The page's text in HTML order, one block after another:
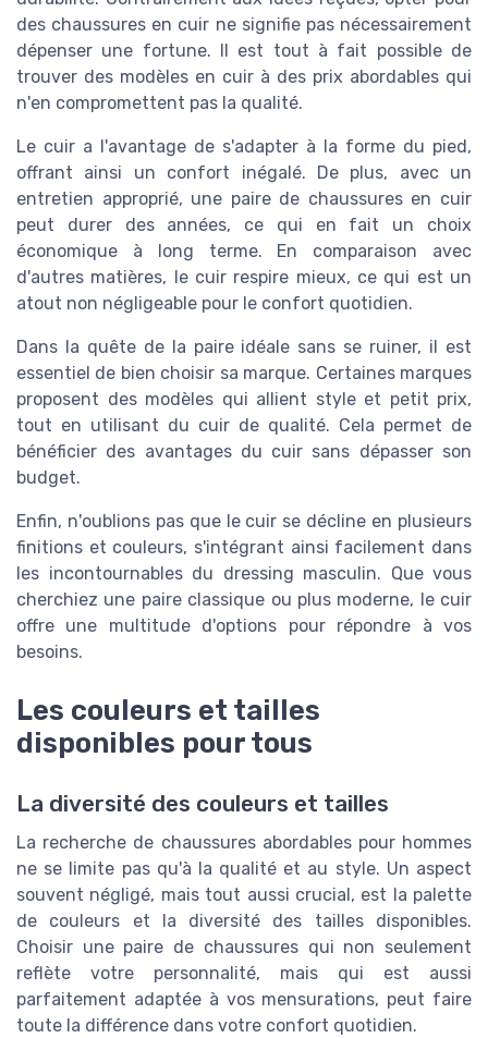
des chaussures en cuir ne signifie pas nécessairement
dépenser une fortune. Il est tout à fait possible de
trouver des modèles en cuir à des prix abordables qui
n'en compromettent pas la qualité.
Le cuir a l'avantage de s'adapter à la forme du pied,
offrant ainsi un confort inégalé. De plus, avec un
entretien approprié, une paire de chaussures en cuir
peut durer des années, ce qui en fait un choix
économique à long terme. En comparaison avec
d'autres matières, le cuir respire mieux, ce qui est un
atout non négligeable pour le confort quotidien.
Dans la quête de la paire idéale sans se ruiner, il est
essentiel de bien choisir sa marque. Certaines marques
proposent des modèles qui allient style et petit prix,
tout en utilisant du cuir de qualité. Cela permet de
bénéficier des avantages du cuir sans dépasser son
budget.
Enfin, n'oublions pas que le cuir se décline en plusieurs
finitions et couleurs, s'intégrant ainsi facilement dans
les incontournables du dressing masculin. Que vous
cherchiez une paire classique ou plus moderne, le cuir
offre une multitude d'options pour répondre à vos
besoins.
Les couleurs et tailles
disponibles pour tous
La diversité des couleurs et tailles
La recherche de chaussures abordables pour hommes
ne se limite pas qu'à la qualité et au style. Un aspect
souvent négligé, mais tout aussi crucial, est la palette
de couleurs et la diversité des tailles disponibles.
Choisir une paire de chaussures qui non seulement
reflète votre personnalité, mais qui est aussi
parfaitement adaptée à vos mensurations, peut faire
toute la différence dans votre confort quotidien.